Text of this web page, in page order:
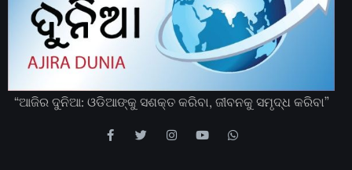
“ଆଜିର ଦୁନିଆ: ଓଡିଆଙ୍କୁ ସଶକ୍ତ କରିବା, ଜୀବନକୁ ସମୃଦ୍ଧ କରିବା”